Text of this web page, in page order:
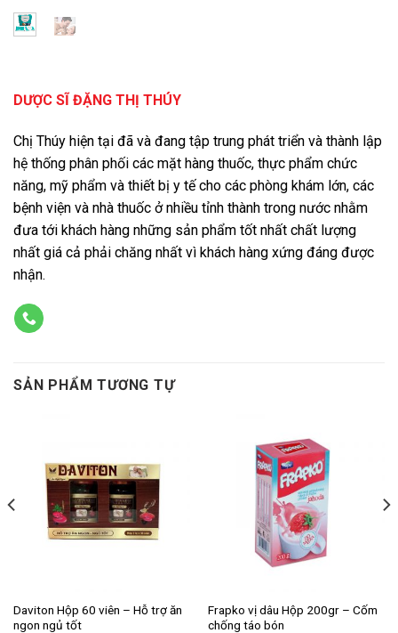
DƯỢC SĨ ĐẶNG THỊ THÚY
Chị Thúy hiện tại đã và đang tập trung phát triển và thành lập
hệ thống phân phối các mặt hàng thuốc, thực phẩm chức
năng, mỹ phẩm và thiết bị y tế cho các phòng khám lớn, các
bệnh viện và nhà thuốc ở nhiều tỉnh thành trong nước nhằm
đưa tới khách hàng những sản phẩm tốt nhất chất lượng
nhất giá cả phải chăng nhất vì khách hàng xứng đáng được
nhận.
SẢN PHẨM TƯƠNG TỰ
Daviton Hộp 60 viên – Hỗ trợ ăn
ngon ngủ tốt
Frapko vị dâu Hộp 200gr – Cốm
chống táo bón